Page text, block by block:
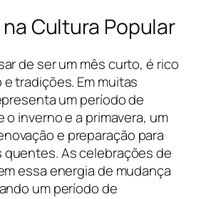
Cultura Popular
de ser um mês curto, é rico
tradições. Em muitas
um período de
inverno e a primavera, um
e preparação para
quentes. As celebrações de
essa energia de mudança
um período de